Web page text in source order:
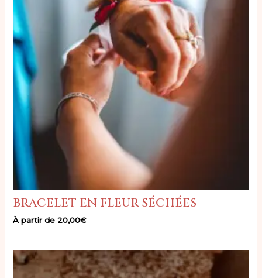
bracelet en fleur séchées
À partir de20,00€